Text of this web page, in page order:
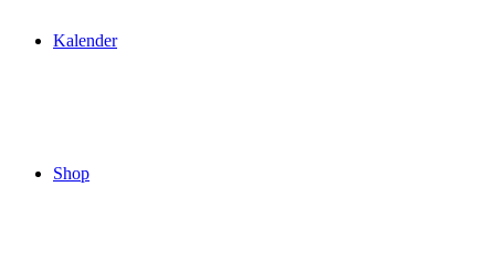
Kalender
Shop